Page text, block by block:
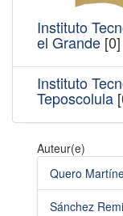
Instituto
el Grande [0]
Instituto
Teposcolula
Auteur(e)
Quero
Sánchez